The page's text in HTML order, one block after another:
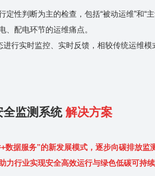
性判断为主的检查，包括“被动运维”和“
、配电环节的运维痛点。
行实时监控、实时反馈，相较传统运维
全监测系统 解决方案
据服务”的新发展模式，逐步向碳排放
行业实现安全高效运行与绿色低碳可持续